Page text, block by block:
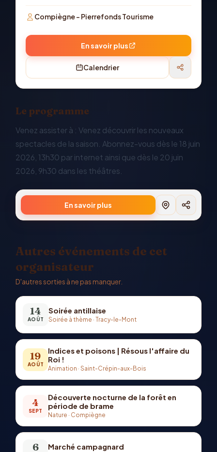
Compiègne - Pierrefonds Tourisme
En savoir plus
Calendrier
Le programme
Venez assister à : Venez découvrir les nouveaux
spectacles de la saison. Abonnez-vous dès le 18 juin
2026, 13h30 par internet ainsi que dès le 20 juin
2026, 9h30 dans les théâtres.
En savoir plus
Autres événements de cet
organisateur
D'autres sorties à ne pas manquer.
14
AOÛT
Soirée antillaise
Soirée à thème · Tracy-le-Mont
19
AOÛT
Indices et poisons | Résous l'affaire du
Roi !
Animation · Saint-Crépin-aux-Bois
4
SEPT
Découverte nocturne de la forêt en
période de brame
Nature · Compiègne
6 Marché campagnard